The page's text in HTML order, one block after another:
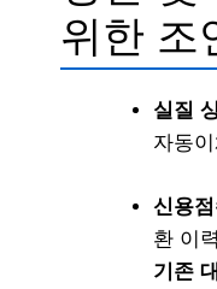
위한 조
실질
자동
신용
환 이
기존